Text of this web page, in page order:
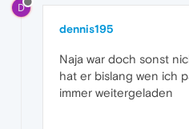
D
dennis195
Naja war doch sonst
hat er bislang wen ich
immer weitergeladen